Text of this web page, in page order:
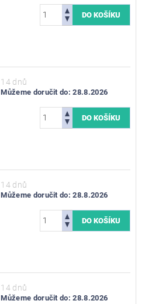
14 dnů
Můžeme doručit do: 28.8.2026
14 dnů
Můžeme doručit do: 28.8.2026
14 dnů
Můžeme doručit do: 28.8.2026